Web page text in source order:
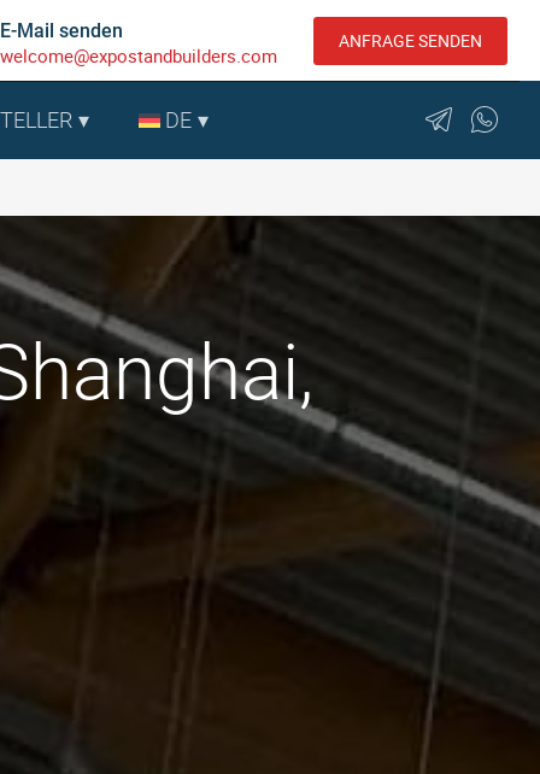
E-Mail senden
welcome@expostandbuilders.com
ANFRAGE SENDEN
DE